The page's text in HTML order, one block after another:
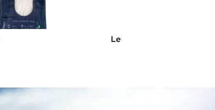
Lettsaltet torsk 2x125g